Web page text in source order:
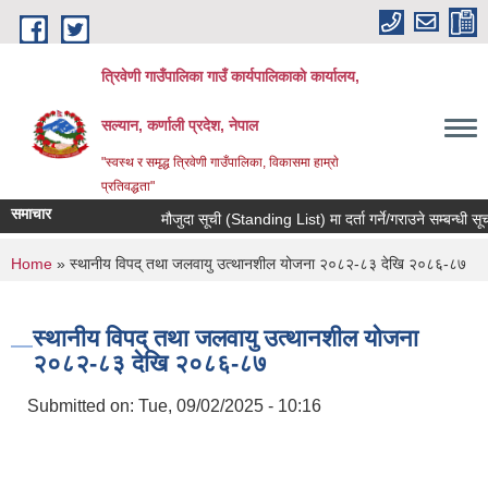
Skip to main content
त्रिवेणी गाउँपालिका गाउँ कार्यपालिकाकाे कार्यालय,
सल्यान, कर्णाली प्रदेश, नेपाल
"स्वस्थ र समृद्ध त्रिवेणी गाउँपालिका, विकासमा हाम्राे
प्रतिवद्धता"
समाचार मौजुदा सूची (Standing List) मा दर्ता गर्ने/गराउने सम्बन्धी
You are here
Home » स्थानीय विपद् तथा जलवायु उत्थानशील योजना २०८२-८३ देखि २०८६-८७
स्थानीय विपद् तथा जलवायु उत्थानशील योजना
२०८२-८३ देखि २०८६-८७
Submitted on: Tue, 09/02/2025 - 10:16